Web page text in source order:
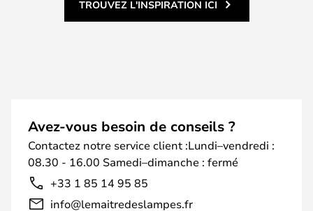
TROUVEZ L'INSPIRATION ICI
Avez-vous besoin de conseils ?
Contactez notre service client :Lundi–vendredi :
08.30 - 16.00 Samedi–dimanche : fermé
+33 1 85 14 95 85
info@lemaitredeslampes.fr